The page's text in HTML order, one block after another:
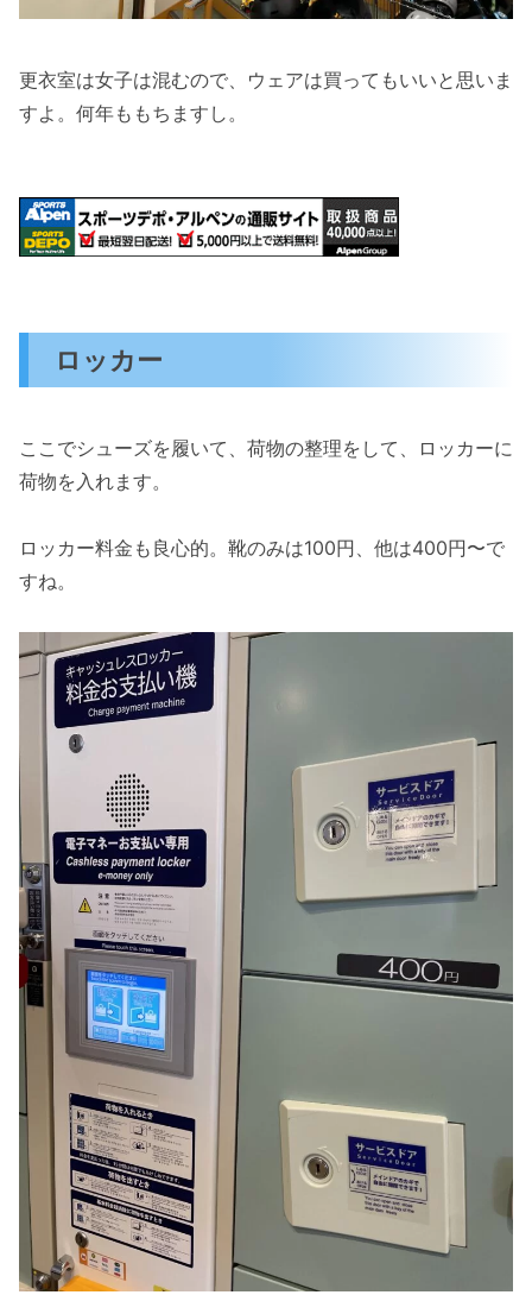
更衣室は女子は混むので、ウェアは買ってもいいと思いま
すよ。何年ももちますし。
ロッカー
ここでシューズを履いて、荷物の整理をして、ロッカーに
荷物を入れます。
ロッカー料金も良心的。靴のみは100円、他は400円〜で
すね。